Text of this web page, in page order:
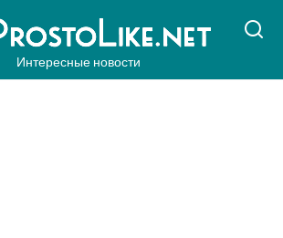
Интересные новости